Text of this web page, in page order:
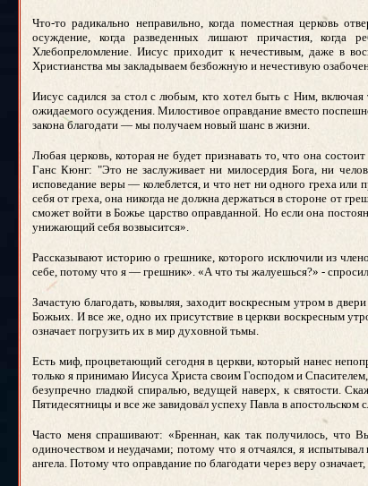
Что-то радикально неправильно, когда поместная церковь
осуждение, когда разведенных лишают причастия, когда
Хлебопреломление. Иисус приходит к нечестивым, даже в
Христианства мы закладываем безбожную и нечестивую
Иисус садился за стол с любым, кто хотел быть с Ним,
ожидаемого осуждения. Милостивое оправдание вместо
закона благодати — мы получаем новый шанс в жизни.
Любая церковь, которая не будет признавать то, что она
Ганс Кюнг: "Это не заслуживает ни милосердия Бога, ни
исповедание веры — колеблется, и что нет ни одного греха или
себя от греха, она никогда не должна держаться в стороне от
сможет войти в Божье царство оправданной. Но если она
унижающий себя возвысится».
Рассказывают историю о грешнике, которого исключили из
себе, потому что я — грешник». «А что ты жалуешься?» -
Зачастую благодать, ковыляя, заходит воскресным утром в
Божьих. И все же, одно их присутствие в церкви воскресным
означает погрузить их в мир духовной тьмы.
Есть миф, процветающий сегодня в церкви, который нанес
только я принимаю Иисуса Христа своим Господом и
безупречно гладкой спиралью, ведущей наверх, к святости.
Пятидесятницы и все же завидовал успеху Павла в апостольском
Часто меня спрашивают: «Бреннан, как так получилось, что
одиночеством и неудачами; потому что я отчаялся, я
ангела. Потому что оправдание по благодати через веру